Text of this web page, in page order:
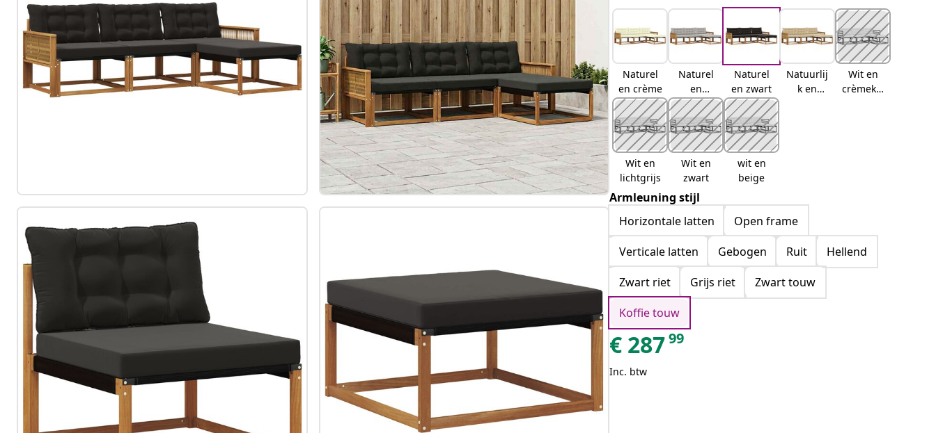
Naturel
en crème
Naturel
en
lichtgrijs
Naturel
en zwart
Natuurlij
k en
Wit en
crèmekle
Wit en
lichtgrijs
Wit en
zwart
wit en
beige
Armleuning stijl
Horizontale latten
Open frame
Verticale latten
Gebogen Ruit
Hellend
Zwart riet
Grijs riet
Zwart touw
Koffie touw
€ 28799
Inc. btw